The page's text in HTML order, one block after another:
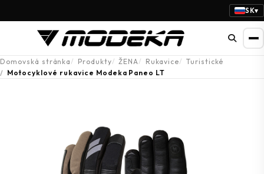
SK▾
Domovská stránka Produkty ŽENA Rukavice
Turistické
Motocyklové rukavice Modeka Paneo LT